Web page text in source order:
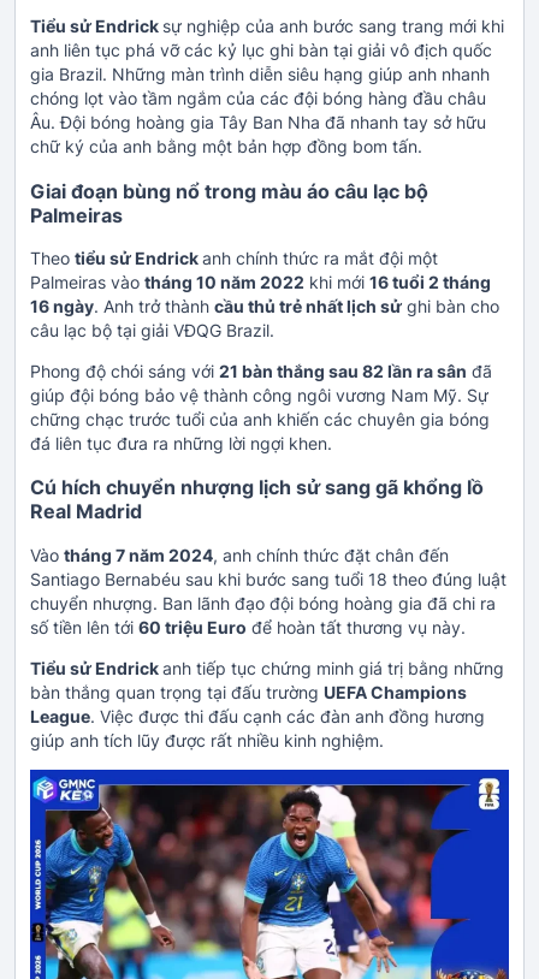
Tiểu sử Endrick sự nghiệp của anh bước sang trang mới khi
anh liên tục phá vỡ các kỷ lục ghi bàn tại giải vô địch quốc
gia Brazil. Những màn trình diễn siêu hạng giúp anh nhanh
chóng lọt vào tầm ngắm của các đội bóng hàng đầu châu
Âu. Đội bóng hoàng gia Tây Ban Nha đã nhanh tay sở hữu
chữ ký của anh bằng một bản hợp đồng bom tấn.
Giai đoạn bùng nổ trong màu áo câu lạc bộ
Palmeiras
Theo tiểu sử Endrickanh chính thức ra mắt đội một
Palmeiras vào tháng 10 năm 2022 khi mới 16 tuổi 2 tháng
16 ngày. Anh trở thành cầu thủ trẻ nhất lịch sử ghi bàn cho
câu lạc bộ tại giải VĐQG Brazil.
Phong độ chói sáng với 21 bàn thắng sau 82 lần ra sân đã
giúp đội bóng bảo vệ thành công ngôi vương Nam Mỹ. Sự
chững chạc trước tuổi của anh khiến các chuyên gia bóng
đá liên tục đưa ra những lời ngợi khen.
Cú hích chuyển nhượng lịch sử sang gã khổng lồ
Real Madrid
Vào tháng 7 năm 2024, anh chính thức đặt chân đến
Santiago Bernabéu sau khi bước sang tuổi 18 theo đúng luật
chuyển nhượng. Ban lãnh đạo đội bóng hoàng gia đã chi ra
số tiền lên tới 60 triệu Euro để hoàn tất thương vụ này.
Tiểu sử Endrickanh tiếp tục chứng minh giá trị bằng những
bàn thắng quan trọng tại đấu trường UEFA Champions
League. Việc được thi đấu cạnh các đàn anh đồng hương
giúp anh tích lũy được rất nhiều kinh nghiệm.